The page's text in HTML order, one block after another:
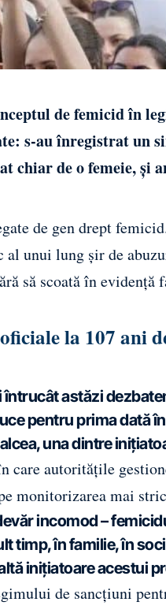
de femicid în
s-au înregistrat un
chiar de o femeie, și
de gen drept
unui lung șir de
să scoată în
la 107 ani
astăzi
pentru prima dată
una dintre
care autoritățile
monitorizarea mai
incomod –
timp, în familie, în
inițiatoare acestui
de sancțiuni